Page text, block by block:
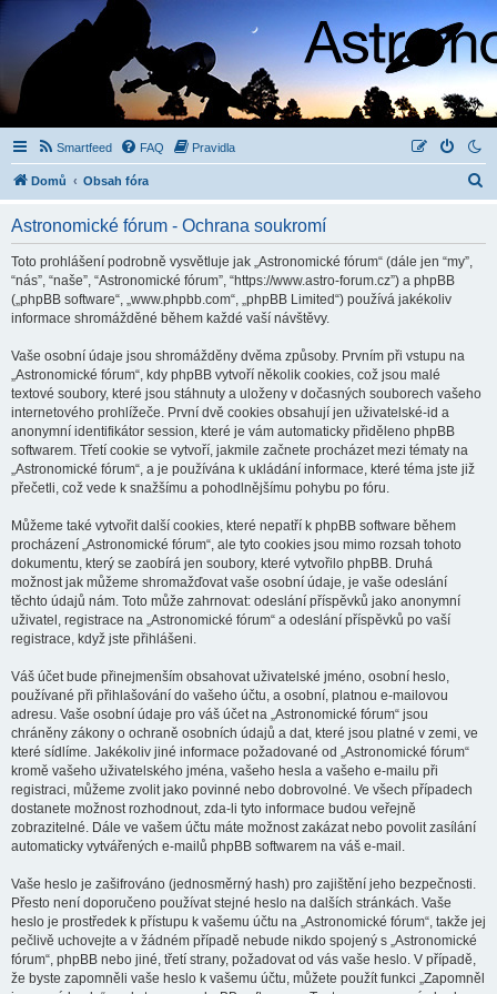
Smartfeed FAQ Pravidla
Domů Obsah fóra
Astronomické fórum - Ochrana soukromí
Toto prohlášení podrobně vysvětluje jak „Astronomické fórum“ (dále jen “my”,
“nás”, “naše”, “Astronomické fórum”, “https://www.astro-forum.cz”) a phpBB
(„phpBB software“, „www.phpbb.com“, „phpBB Limited“) používá jakékoliv
informace shromážděné během každé vaší návštěvy.
Vaše osobní údaje jsou shromážděny dvěma způsoby. Prvním při vstupu na
„Astronomické fórum“, kdy phpBB vytvoří několik cookies, což jsou malé
textové soubory, které jsou stáhnuty a uloženy v dočasných souborech vašeho
internetového prohlížeče. První dvě cookies obsahují jen uživatelské-id a
anonymní identifikátor session, které je vám automaticky přiděleno phpBB
softwarem. Třetí cookie se vytvoří, jakmile začnete procházet mezi tématy na
„Astronomické fórum“, a je používána k ukládání informace, které téma jste již
přečetli, což vede k snažšímu a pohodlnějšímu pohybu po fóru.
Můžeme také vytvořit další cookies, které nepatří k phpBB software během
procházení „Astronomické fórum“, ale tyto cookies jsou mimo rozsah tohoto
dokumentu, který se zaobírá jen soubory, které vytvořilo phpBB. Druhá
možnost jak můžeme shromažďovat vaše osobní údaje, je vaše odeslání
těchto údajů nám. Toto může zahrnovat: odeslání příspěvků jako anonymní
uživatel, registrace na „Astronomické fórum“ a odeslání příspěvků po vaší
registrace, když jste přihlášeni.
Váš účet bude přinejmenším obsahovat uživatelské jméno, osobní heslo,
používané při přihlašování do vašeho účtu, a osobní, platnou e-mailovou
adresu. Vaše osobní údaje pro váš účet na „Astronomické fórum“ jsou
chráněny zákony o ochraně osobních údajů a dat, které jsou platné v zemi, ve
které sídlíme. Jakékoliv jiné informace požadované od „Astronomické fórum“
kromě vašeho uživatelského jména, vašeho hesla a vašeho e-mailu při
registraci, můžeme zvolit jako povinné nebo dobrovolné. Ve všech případech
dostanete možnost rozhodnout, zda-li tyto informace budou veřejně
zobrazitelné. Dále ve vašem účtu máte možnost zakázat nebo povolit zasílání
automaticky vytvářených e-mailů phpBB softwarem na váš e-mail.
Vaše heslo je zašifrováno (jednosměrný hash) pro zajištění jeho bezpečnosti.
Přesto není doporučeno používat stejné heslo na dalších stránkách. Vaše
heslo je prostředek k přístupu k vašemu účtu na „Astronomické fórum“, takže jej
pečlivě uchovejte a v žádném případě nebude nikdo spojený s „Astronomické
fórum“, phpBB nebo jiné, třetí strany, požadovat od vás vaše heslo. V případě,
že byste zapomněli vaše heslo k vašemu účtu, můžete použít funkci „Zapomněl